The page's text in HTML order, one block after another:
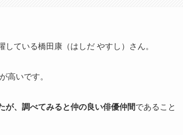
ている橋田康（はしだ やすし）さん。
高いです。
が、調べてみると仲の良い俳優仲間であること